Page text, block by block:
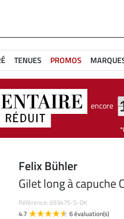
TENUES PROMOS
encore
Felix Bühler
Gilet long à capuche
Référence: 653475-S-DK
4.7
6 évaluation(s)